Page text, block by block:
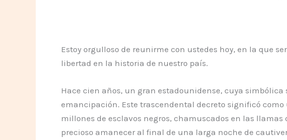
Estoy orgulloso de reunirme con ustedes hoy, en la que
libertad en la historia de nuestro país.
Hace cien años, un gran estadounidense, cuya
emancipación. Este trascendental decreto significó como
millones de esclavos negros, chamuscados en las
precioso amanecer al final de una larga noche de